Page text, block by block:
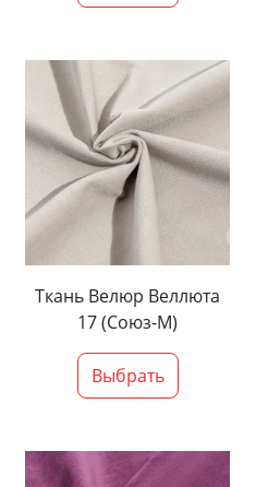
Ткань Велюр Веллюта
17 (Союз-М)
Выбрать